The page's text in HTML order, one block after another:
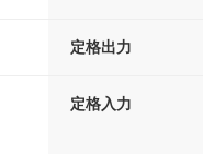
定格出力
定格入力